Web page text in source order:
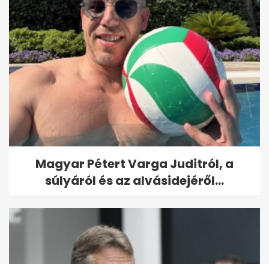
Magyar Pétert Varga Juditról, a
súlyáról és az alvásidejéről...